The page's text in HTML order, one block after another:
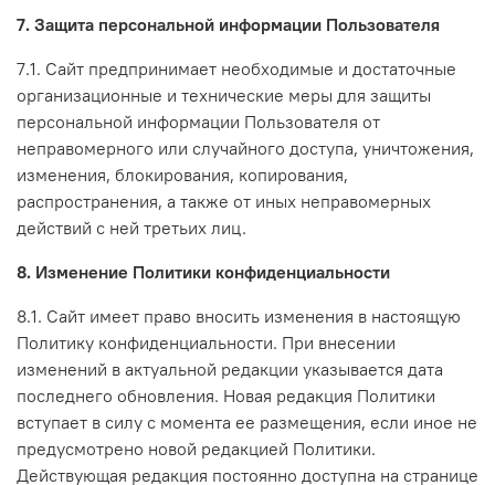
7. Защита персональной информации Пользователя
7.1. Сайт предпринимает необходимые и достаточные
организационные и технические меры для защиты
персональной информации Пользователя от
неправомерного или случайного доступа, уничтожения,
изменения, блокирования, копирования,
распространения, а также от иных неправомерных
действий с ней третьих лиц.
8. Изменение Политики конфиденциальности
8.1. Сайт имеет право вносить изменения в настоящую
Политику конфиденциальности. При внесении
изменений в актуальной редакции указывается дата
последнего обновления. Новая редакция Политики
вступает в силу с момента ее размещения, если иное не
предусмотрено новой редакцией Политики.
Действующая редакция постоянно доступна на странице